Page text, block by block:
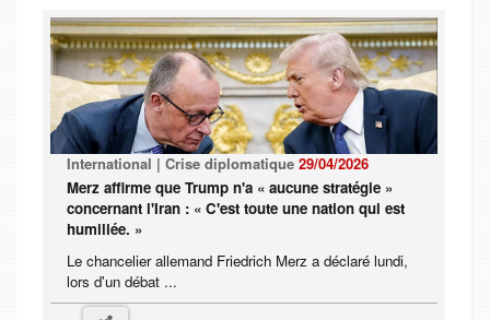
International | Crise diplomatique 29/04/2026
Merz affirme que Trump n'a « aucune stratégie »
concernant l'Iran : « C'est toute une nation qui est
humiliée. »
Le chancelier allemand Friedrich Merz a déclaré lundi,
lors d'un débat ...